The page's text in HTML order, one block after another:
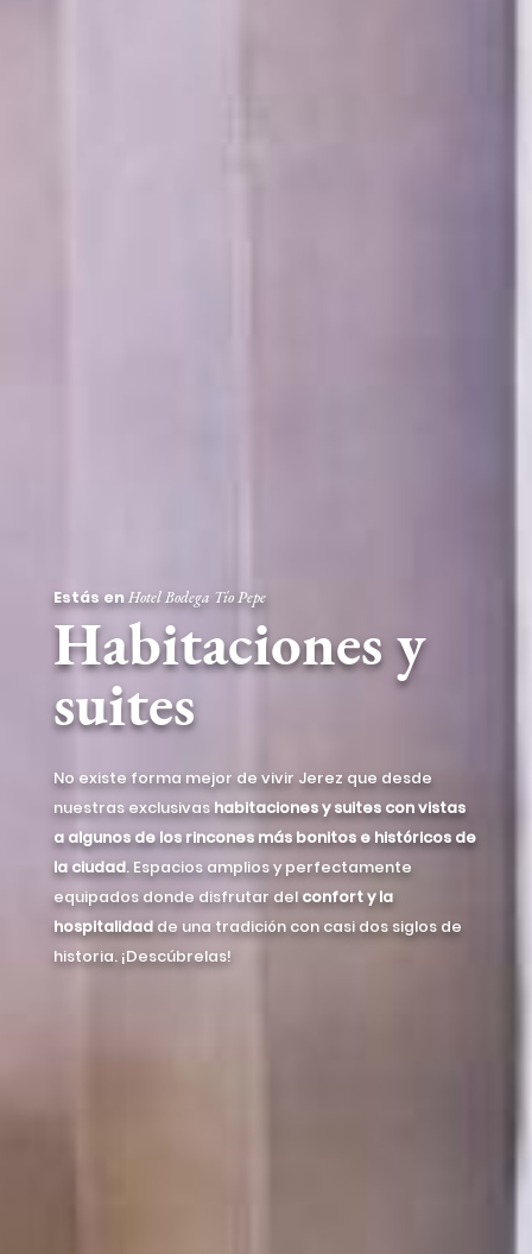
Estás enHotel Bodega Tío Pepe
Habitaciones y
suites
No existe forma mejor de vivir Jerez que desde
nuestras exclusivashabitaciones y suites con vistas
a algunos de los rincones más bonitos e históricos de
la ciudad. Espacios amplios y perfectamente
equipados donde disfrutar del confort y la
hospitalidadde una tradición con casi dos siglos de
historia. ¡Descúbrelas!